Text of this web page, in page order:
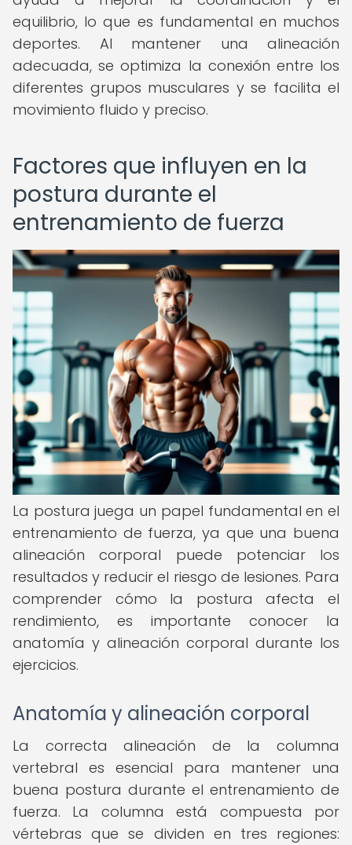
equilibrio, lo que es fundamental en muchos
deportes. Al mantener una alineación
adecuada, se optimiza la conexión entre los
diferentes grupos musculares y se facilita el
movimiento fluido y preciso.
Factores que influyen en la
postura durante el
entrenamiento de fuerza
La postura juega un papel fundamental en el
entrenamiento de fuerza, ya que una buena
alineación corporal puede potenciar los
resultados y reducir el riesgo de lesiones. Para
comprender cómo la postura afecta el
rendimiento, es importante conocer la
anatomía y alineación corporal durante los
ejercicios.
Anatomía y alineación corporal
La correcta alineación de la columna
vertebral es esencial para mantener una
buena postura durante el entrenamiento de
fuerza. La columna está compuesta por
vértebras que se dividen en tres regiones: